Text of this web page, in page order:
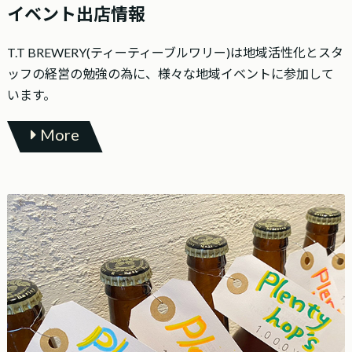
イベント出店情報
T.T BREWERY(ティーティーブルワリー)は地域活性化とスタ
ッフの経営の勉強の為に、様々な地域イベントに参加して
います。
More